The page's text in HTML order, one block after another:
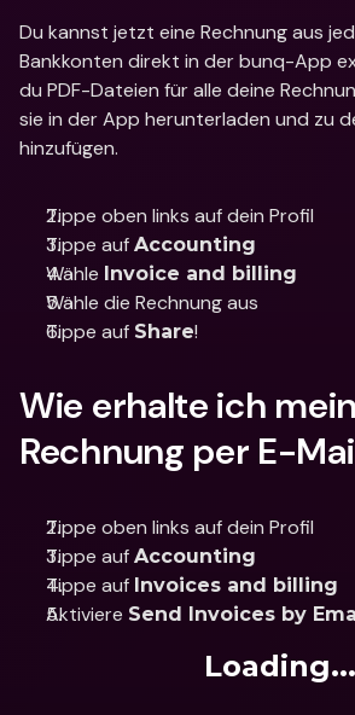
Du kannst jetzt eine Rechnung aus
Bankkonten direkt in der bunq-App
du PDF-Dateien für alle deine
sie in der App herunterladen und zu
hinzufügen.
Tippe oben links auf dein Profil
Tippe auf Accounting
Wähle Invoice and billing
Wähle die Rechnung aus
Tippe auf Share!
Wie erhalte ich
Rechnung per E-
Tippe oben links auf dein Profil
Tippe auf Accounting
Tippe auf Invoices and billing
Aktiviere Send Invoices by
Loading...